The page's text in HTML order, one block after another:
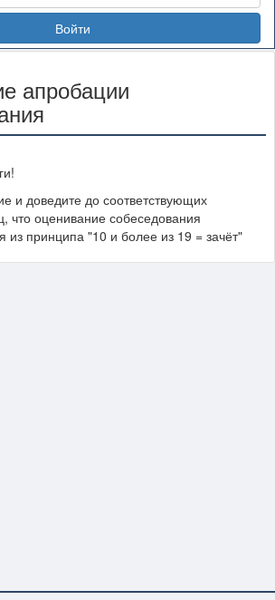
Войти
апробации
и доведите до соответствующих
что оценивание собеседования
из принципа "10 и более из 19 = зачёт"